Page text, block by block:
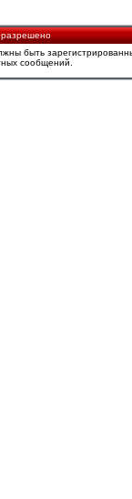
быть
сообщений.